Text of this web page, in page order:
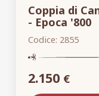
Coppia di
- Epoca '800
Codice: 2855
2.150 €